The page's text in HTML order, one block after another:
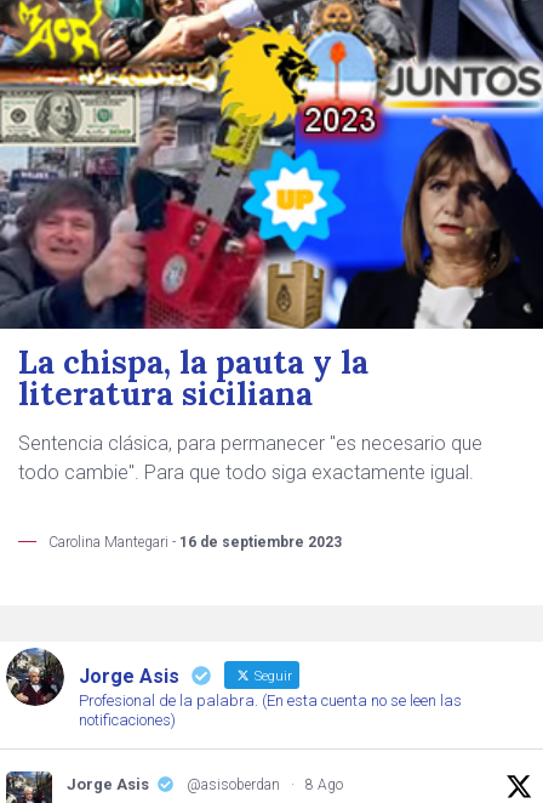
La chispa, la pauta y la
literatura siciliana
Sentencia clásica, para permanecer "es necesario que
todo cambie". Para que todo siga exactamente igual.
Carolina Mantegari - 16 de septiembre 2023
Jorge Asis Seguir
Profesional de la palabra. (En esta cuenta no se leen las
notificaciones)
Jorge Asis @asisoberdan · 8 Ago